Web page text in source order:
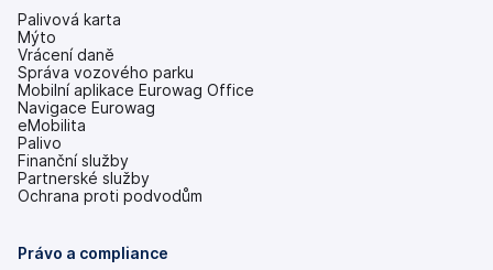
Palivová karta
Mýto
Vrácení daně
Správa vozového parku
Mobilní aplikace Eurowag Office
Navigace Eurowag
eMobilita
Palivo
Finanční služby
Partnerské služby
Ochrana proti podvodům
Právo a compliance